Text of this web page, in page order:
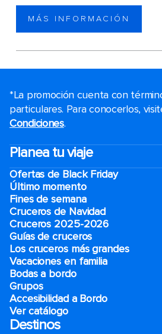
MÁS INFORMACIÓN
*La promoción cuenta con
particulares. Para conocerlos,
Condiciones.
Planea tu viaje
Ofertas de Black Friday
Último momento
Fines de semana
Cruceros de Navidad
Cruceros 2025-2026
Guías de cruceros
Los cruceros más grandes
Vacaciones en familia
Bodas a bordo
Grupos
Accesibilidad a Bordo
Ver catálogo
Destinos